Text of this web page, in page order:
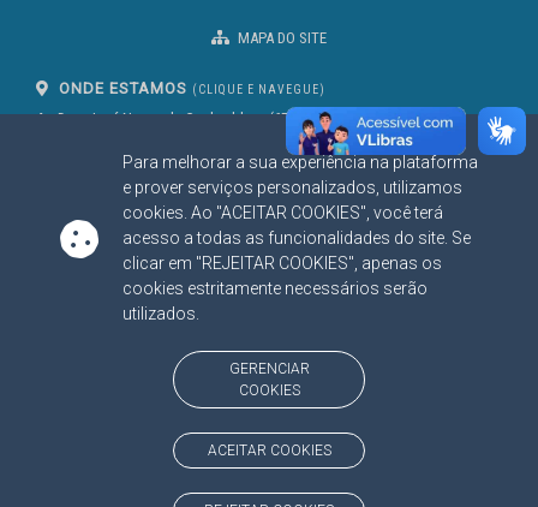
Para melhorar a sua experiência na plataforma
e prover serviços personalizados, utilizamos
cookies. Ao "ACEITAR COOKIES", você terá
acesso a todas as funcionalidades do site. Se
clicar em "REJEITAR COOKIES", apenas os
cookies estritamente necessários serão
utilizados.
GERENCIAR
COOKIES
ACEITAR COOKIES
MAPA DO SITE
ONDE ESTAMOS (CLIQUE E NAVEGUE)
Av. Des. José Nunes da Cunha, bloco
Campo Grande/MS
CEP: 79031-310
(67) 3317-1500
Seg à Sex das 07 as 13h
SIGA NOSSAS REDES SOCIAIS
Linked InYoutube
Facebook
X
BAIXE NOSSO APLICATIVO